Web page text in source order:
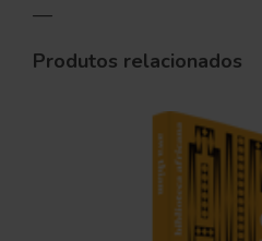
—
Produtos relacionados